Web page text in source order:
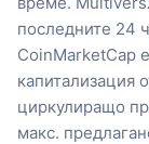
последните 24
CoinMarketCap
капитализация
циркулиращо
макс.